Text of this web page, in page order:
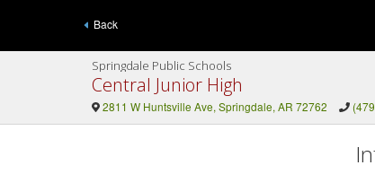
Back
Springdale Public Schools
Central Junior High
2811 W Huntsville Ave, Springdale, AR 72762